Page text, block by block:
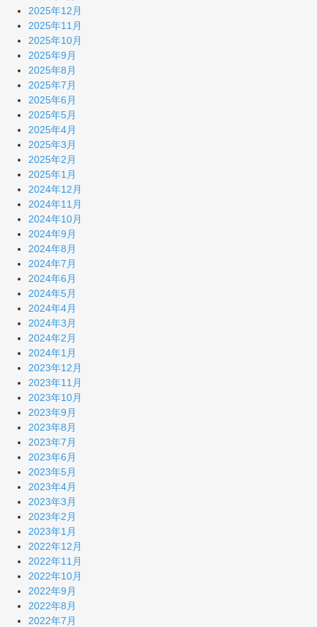
2025年12月
2025年11月
2025年10月
2025年9月
2025年8月
2025年7月
2025年6月
2025年5月
2025年4月
2025年3月
2025年2月
2025年1月
2024年12月
2024年11月
2024年10月
2024年9月
2024年8月
2024年7月
2024年6月
2024年5月
2024年4月
2024年3月
2024年2月
2024年1月
2023年12月
2023年11月
2023年10月
2023年9月
2023年8月
2023年7月
2023年6月
2023年5月
2023年4月
2023年3月
2023年2月
2023年1月
2022年12月
2022年11月
2022年10月
2022年9月
2022年8月
2022年7月